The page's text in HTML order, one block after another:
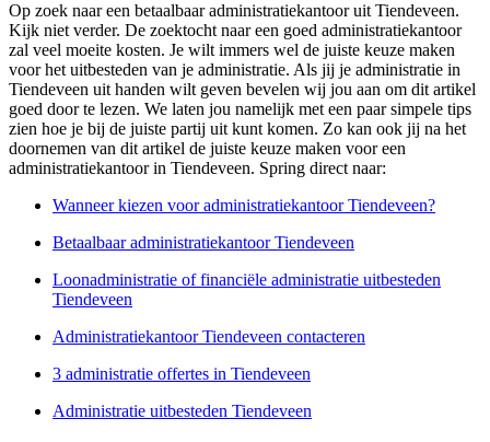
Op zoek naar een betaalbaar administratiekantoor uit Tiendeveen.
Kijk niet verder. De zoektocht naar een goed administratiekantoor
zal veel moeite kosten. Je wilt immers wel de juiste keuze maken
voor het uitbesteden van je administratie. Als jij je administratie in
Tiendeveen uit handen wilt geven bevelen wij jou aan om dit artikel
goed door te lezen. We laten jou namelijk met een paar simpele tips
zien hoe je bij de juiste partij uit kunt komen. Zo kan ook jij na het
doornemen van dit artikel de juiste keuze maken voor een
administratiekantoor in Tiendeveen. Spring direct naar:
Wanneer kiezen voor administratiekantoor Tiendeveen?
Betaalbaar administratiekantoor Tiendeveen
Loonadministratie of financiële administratie uitbesteden
Tiendeveen
Administratiekantoor Tiendeveen contacteren
3 administratie offertes in Tiendeveen
Administratie uitbesteden Tiendeveen